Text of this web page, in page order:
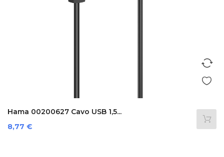
Hama 00200627 Cavo USB 1,5...
Prezzo
8,77 €